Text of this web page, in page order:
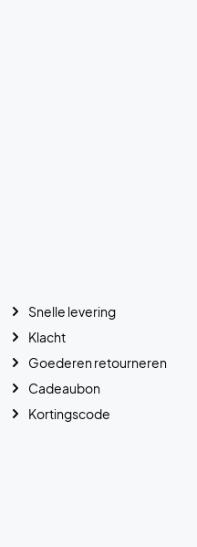
Snelle levering
Klacht
Goederen retourneren
Cadeaubon
Kortingscode